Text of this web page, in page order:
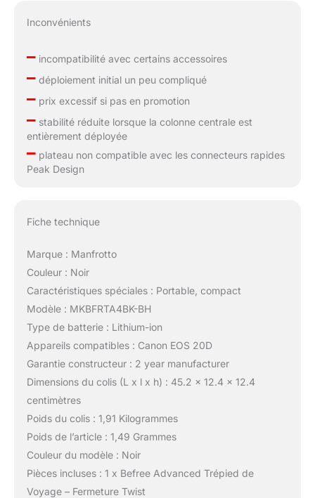
Inconvénients
–incompatibilité avec certains accessoires
–déploiement initial un peu compliqué
–prix excessif si pas en promotion
–stabilité réduite lorsque la colonne centrale est
entièrement déployée
–plateau non compatible avec les connecteurs rapides
Peak Design
Fiche technique
Marque : Manfrotto
Couleur : Noir
Caractéristiques spéciales : Portable, compact
Modèle : MKBFRTA4BK-BH
Type de batterie : Lithium-ion
Appareils compatibles : Canon EOS 20D
Garantie constructeur : 2 year manufacturer
Dimensions du colis (L x l x h) : 45.2 x 12.4 x 12.4
centimètres
Poids du colis : 1,91 Kilogrammes
Poids de l’article : 1,49 Grammes
Couleur du modèle : Noir
Pièces incluses : 1 x Befree Advanced Trépied de
Voyage – Fermeture Twist